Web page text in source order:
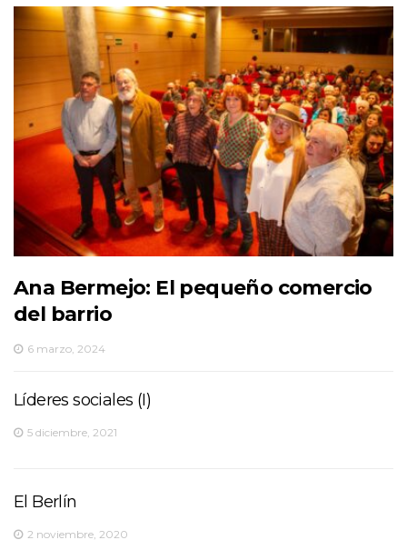
Ana Bermejo: El pequeño comercio
del barrio
6 marzo, 2024
Líderes sociales (I)
5 diciembre, 2021
El Berlín
2 noviembre, 2020